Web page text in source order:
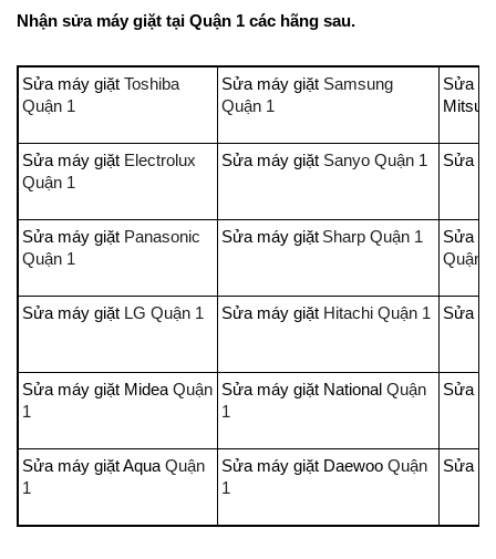
Nhận sửa máy giặt tại Quận 1 các hãng sau.
Sửa máy giặtToshiba
Quận 1
Sửa máy giặt Samsung
Quận 1
Sửa
Sửa máy giặt Electrolux
Quận 1
Sửa máy giặt Sanyo Quận 1 Sửa
Sửa máy giặt Panasonic
Quận 1
Sửa máy giặt Sharp Quận 1
Sửa
Quận 1
Sửa máy giặt LG Quận 1 Sửa máy giặt Hitachi Quận 1 Sửa
Sửa máy giặt Midea Quận
1
Sửa máy giặt National Quận
1
Sửa
Sửa máy giặt Aqua Quận
1
Sửa máy giặt Daewoo Quận
1
Sửa